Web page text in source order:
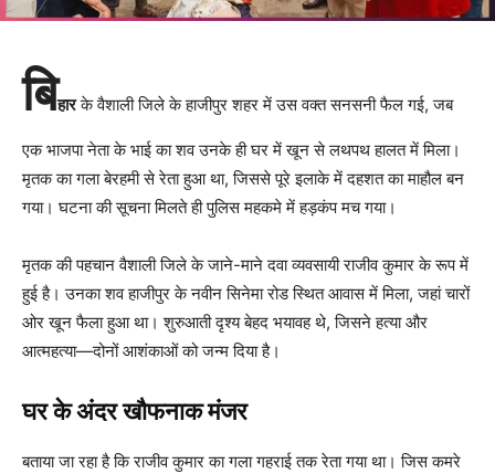
बिहारके वैशाली जिले के हाजीपुर शहर में उस वक्त सनसनी फैल गई, जब
एक भाजपा नेता के भाई का शव उनके ही घर में खून से लथपथ हालत में मिला।
मृतक का गला बेरहमी से रेता हुआ था, जिससे पूरे इलाके में दहशत का माहौल बन
गया। घटना की सूचना मिलते ही पुलिस महकमे में हड़कंप मच गया।
मृतक की पहचान वैशाली जिले के जाने-माने दवा व्यवसायी राजीव कुमार के रूप में
हुई है। उनका शव हाजीपुर के नवीन सिनेमा रोड स्थित आवास में मिला, जहां चारों
ओर खून फैला हुआ था। शुरुआती दृश्य बेहद भयावह थे, जिसने हत्या और
आत्महत्या—दोनों आशंकाओं को जन्म दिया है।
घर के अंदर खौफनाक मंजर
बताया जा रहा है कि राजीव कुमार का गला गहराई तक रेता गया था। जिस कमरे